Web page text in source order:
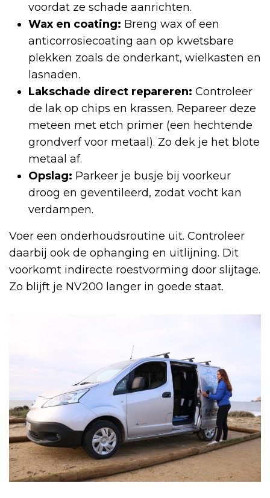
voordat ze schade aanrichten.
Wax en coating: Breng wax of een
anticorrosiecoating aan op kwetsbare
plekken zoals de onderkant, wielkasten en
lasnaden.
Lakschade direct repareren: Controleer
de lak op chips en krassen. Repareer deze
meteen met etch primer (een hechtende
grondverf voor metaal). Zo dek je het blote
metaal af.
Opslag: Parkeer je busje bij voorkeur
droog en geventileerd, zodat vocht kan
verdampen.
Voer een onderhoudsroutine uit. Controleer
daarbij ook de ophanging en uitlijning. Dit
voorkomt indirecte roestvorming door slijtage.
Zo blijft je NV200 langer in goede staat.